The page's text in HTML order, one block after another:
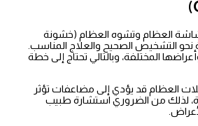
العظام وتشوه العظام (خشونة
التشخيص الصحيح والعلاج المناسب.
المختلفة، وبالتالي تحتاج إلى خطة
العظام قد يؤدي إلى مضاعفات تؤثر
لذلك من الضروري استشارة طبيب